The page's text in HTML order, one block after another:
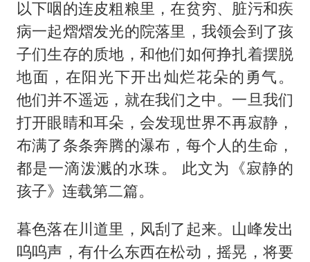
一枚俄导弹都没击落 泽连斯基发声
总书记关心百姓身边这些民生大事
以下咽的连皮粗粮里，在贫穷、脏污和疾
病一起熠熠发光的院落里，我领会到了孩
子们生存的质地，和他们如何挣扎着摆脱
地面，在阳光下开出灿烂花朵的勇气。
他们并不遥远，就在我们之中。一旦我们
打开眼睛和耳朵，会发现世界不再寂静，
布满了条条奔腾的瀑布，每个人的生命，
都是一滴泼溅的水珠。 此文为《寂静的
孩子》连载第二篇。
暮色落在川道里，风刮了起来。山峰发出
呜呜声，有什么东西在松动，摇晃，将要